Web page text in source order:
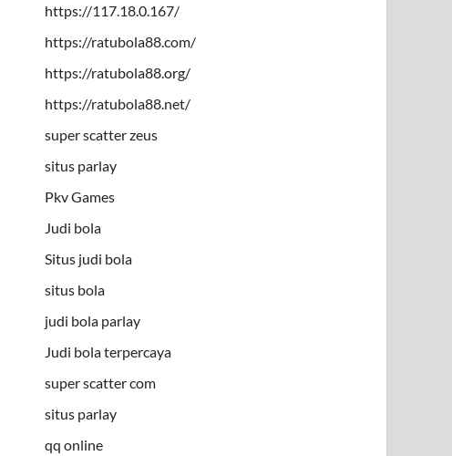
https://117.18.0.167/
https://ratubola88.com/
https://ratubola88.org/
https://ratubola88.net/
super scatter zeus
situs parlay
Pkv Games
Judi bola
Situs judi bola
situs bola
judi bola parlay
Judi bola terpercaya
super scatter com
situs parlay
qq online